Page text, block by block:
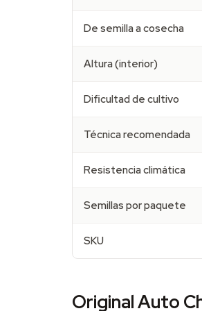
De semilla a cosecha
Altura (interior)
Dificultad de cultivo
Técnica recomendada
Resistencia climática
Semillas por paquete
SKU
Original Auto